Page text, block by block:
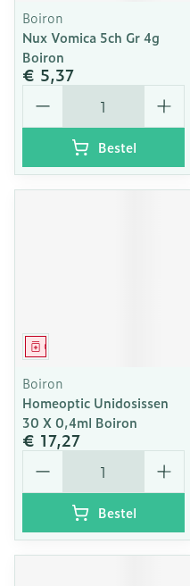
Boiron
Nux Vomica 5ch Gr 4g
Boiron
€ 5,37
Aantal
Bestel
Geneesmiddel
Boiron
Homeoptic Unidosissen
30 X 0,4ml Boiron
€ 17,27
Aantal
Bestel